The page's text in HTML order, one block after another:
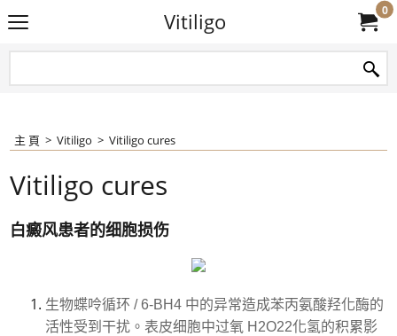
Vitiligo 0
主 頁 > Vitiligo > Vitiligo cures
Vitiligo cures
白癜风患者的细胞损伤
生物蝶呤循环 / 6-BH4 中的异常造成苯丙氨酸羟化酶的
活性受到干扰。表皮细胞中过氧 H2O22化氢的积累影